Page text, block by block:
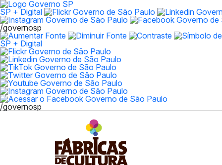
SP + Digital
/governosp
SP + Digital
/governosp